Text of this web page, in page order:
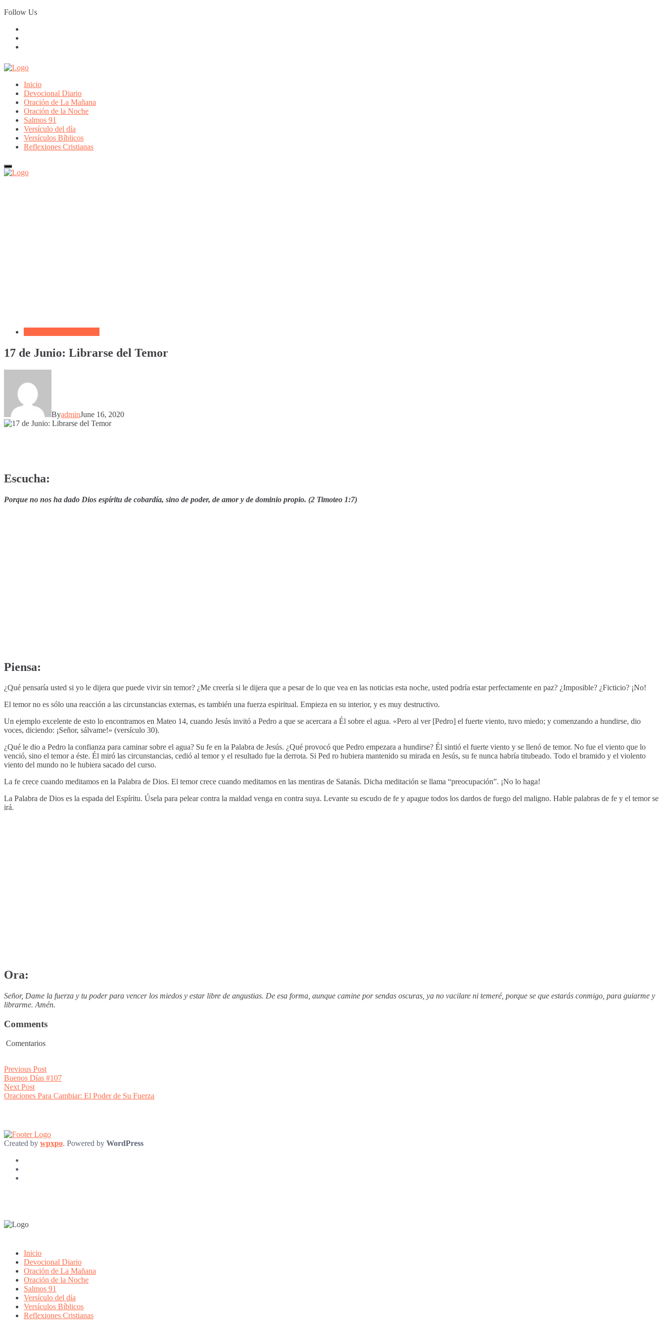
Skip
to
Follow Us
Inicio
Devocional Diario
Oración de La Mañana
Oración de la Noche
Salmos 91
Versículo del día
Versículos Bíblicos
Reflexiones Cristianas
17 de Junio: Librarse del Temor
ByadminJune 16, 2020
Escucha:
Porque no nos ha dado Dios espíritu de cobardía, sino de poder, de amor y de dominio propio. (2 Timoteo 1:7)
Piensa:
¿Qué pensaría usted si yo le dijera que puede vivir sin temor? ¿Me creería si le dijera que a pesar de lo que vea en las noticias esta noche, usted podría estar perfectamente en paz? ¿Imposible? ¿Ficticio? ¡No!
El temor no es sólo una reacción a las circunstancias externas, es también una fuerza espiritual. Empieza en su interior, y es muy destructivo.
Un ejemplo excelente de esto lo encontramos en Mateo 14, cuando Jesús invitó a Pedro a que se acercara a Él sobre el agua. «Pero al ver [Pedro] el fuerte viento, tuvo miedo; y comenzando a hundirse, dio
voces, diciendo: ¡Señor, sálvame!» (versículo 30).
¿Qué le dio a Pedro la confianza para caminar sobre el agua? Su fe en la Palabra de Jesús. ¿Qué provocó que Pedro empezara a hundirse? Él sintió el fuerte viento y se llenó de temor. No fue el viento que lo
venció, sino el temor a éste. Él miró las circunstancias, cedió al temor y el resultado fue la derrota. Si Ped ro hubiera mantenido su mirada en Jesús, su fe nunca habría titubeado. Todo el bramido y el violento
viento del mundo no le hubiera sacado del curso.
La fe crece cuando meditamos en la Palabra de Dios. El temor crece cuando meditamos en las mentiras de Satanás. Dicha meditación se llama “preocupación”. ¡No lo haga!
La Palabra de Dios es la espada del Espíritu. Úsela para pelear contra la maldad venga en contra suya. Levante su escudo de fe y apague todos los dardos de fuego del maligno. Hable palabras de fe y el temor se
irá.
Ora:
Señor, Dame la fuerza y tu poder para vencer los miedos y estar libre de angustias. De esa forma, aunque camine por sendas oscuras, ya no vacilare ni temeré, porque se que estarás conmigo, para guiarme y
librarme. Amén.
Comments
Comentarios
Post
navigation
Previous PostPrevious
post:
Buenos Días #107
Next PostNext
post:
Oraciones Para Cambiar: El Poder de Su Fuerza
Created by wpxpo. Powered by WordPress
Inicio
Devocional Diario
Oración de La Mañana
Oración de la Noche
Salmos 91
Versículo del día
Versículos Bíblicos
Reflexiones Cristianas